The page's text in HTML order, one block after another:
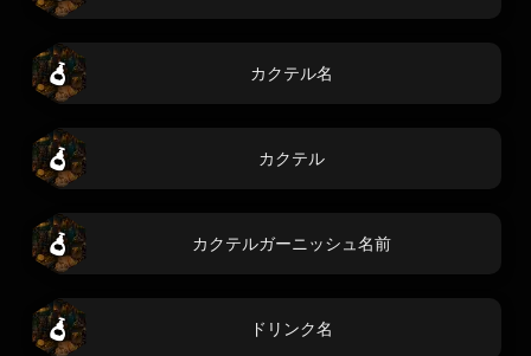
カクテル名
カクテル
カクテルガーニッシュ名前
ドリンク名